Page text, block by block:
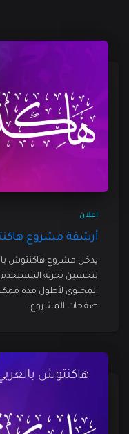
اعلان
أرشفة مشروع
يدخل مشروع هاكنتوش
لتحسين تجرِبة المستخدم
المحتوى لأطول مدة
صفحات المشروع.